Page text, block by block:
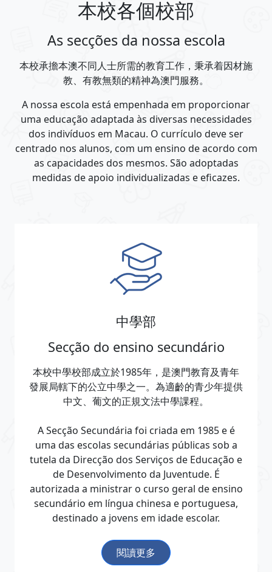
本校各個校部
As secções da nossa escola
本校承擔本澳不同人士所需的教育工作，秉承着因材施
教、有教無類的精神為澳門服務。
A nossa escola está empenhada em proporcionar
uma educação adaptada às diversas necessidades
dos indivíduos em Macau. O currículo deve ser
centrado nos alunos, com um ensino de acordo com
as capacidades dos mesmos. São adoptadas
medidas de apoio individualizadas e eficazes.
中學部
Secção do ensino secundário
本校中學校部成立於1985年，是澳門教育及青年
發展局轄下的公立中學之一。為適齡的青少年提供
中文、葡文的正規文法中學課程。
A Secção Secundária foi criada em 1985 e é
uma das escolas secundárias públicas sob a
tutela da Direcção dos Serviços de Educação e
de Desenvolvimento da Juventude. É
autorizada a ministrar o curso geral de ensino
secundário em língua chinesa e portuguesa,
destinado a jovens em idade escolar.
閱讀更多